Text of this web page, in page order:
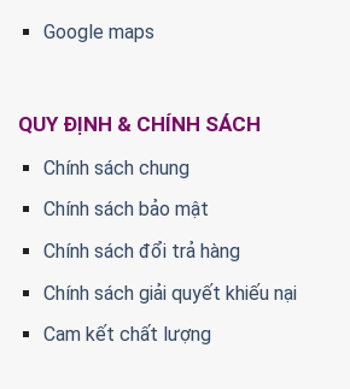
Google maps
QUY ĐỊNH & CHÍNH SÁCH
Chính sách chung
Chính sách bảo mật
Chính sách đổi trả hàng
Chính sách giải quyết khiếu nại
Cam kết chất lượng